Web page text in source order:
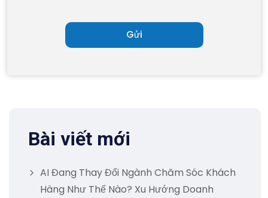
Bài viết mới
AI Đang Thay Đổi Ngành Chăm Sóc Khách
Hàng Như Thế Nào? Xu Hướng Doanh